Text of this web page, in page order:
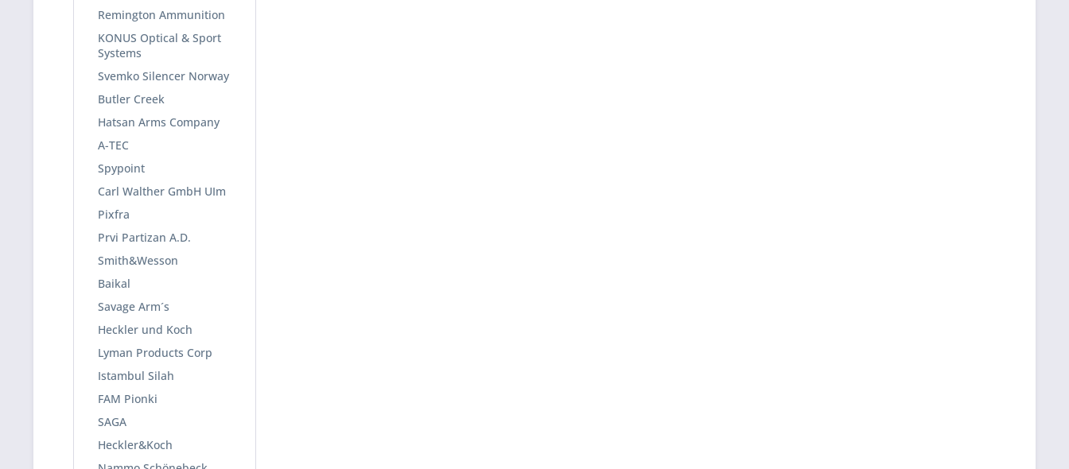
Remington Ammunition
KONUS Optical & Sport
Systems
Svemko Silencer Norway
Butler Creek
Hatsan Arms Company
A-TEC
Spypoint
Carl Walther GmbH UIm
Pixfra
Prvi Partizan A.D.
Smith&Wesson
Baikal
Savage Arm´s
Heckler und Koch
Lyman Products Corp
Istambul Silah
FAM Pionki
SAGA
Heckler&Koch